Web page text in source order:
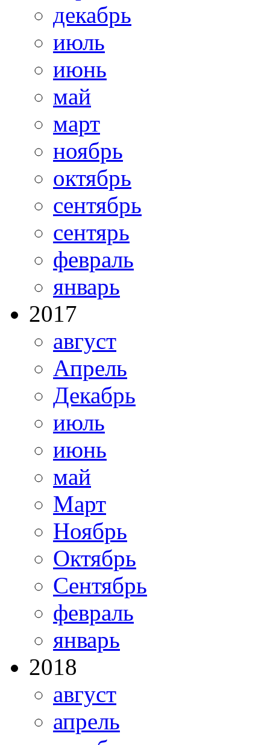
декабрь
июль
июнь
май
март
ноябрь
октябрь
сентябрь
сентярь
февраль
январь
2017
август
Апрель
Декабрь
июль
июнь
май
Март
Ноябрь
Октябрь
Сентябрь
февраль
январь
2018
август
апрель